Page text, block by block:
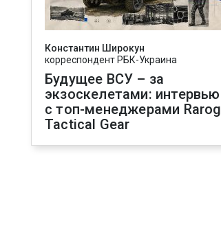
Константин Широкун
корреспондент РБК-Украина
Будущее ВСУ – за
экзоскелетами: интервью
с топ-менеджерами Rarog
Tactical Gear